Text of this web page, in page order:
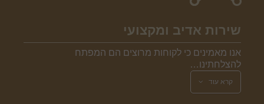
שירות אדיב ומקצועי
אנו מאמינים כי לקוחות מרוצים הם המפתח
להצלחתינו…
קרא עוד